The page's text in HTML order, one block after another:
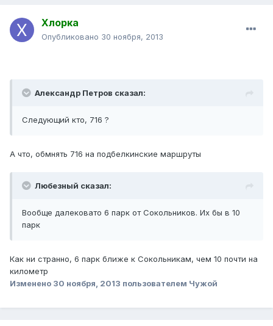
Хлорка
Опубликовано 30 ноября, 2013
Александр Петров сказал:
Следующий кто, 716 ?
А что, обмнять 716 на подбелкинские маршруты
Любезный сказал:
Вообще далековато 6 парк от Сокольников. Их бы в 10
парк
Как ни странно, 6 парк ближе к Сокольникам, чем 10 почти на
километр
Изменено 30 ноября, 2013 пользователем Чужой